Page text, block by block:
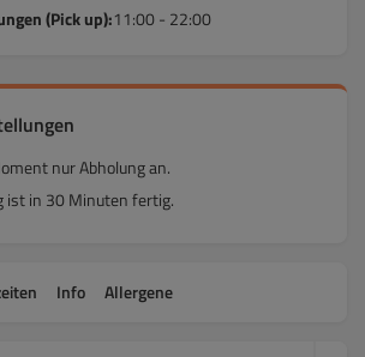
(Pick up):11:00 - 22:00
nur Abholung an.
ist in 30 Minuten fertig.
Info Allergene